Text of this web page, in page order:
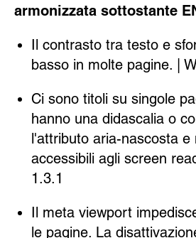
armonizzata sottostante
Il contrasto tra testo e
basso in molte pagine. |
Ci sono titoli su singole
hanno una didascalia o
l'attributo aria-nascosta e
accessibili agli screen
1.3.1
Il meta viewport
le pagine. La